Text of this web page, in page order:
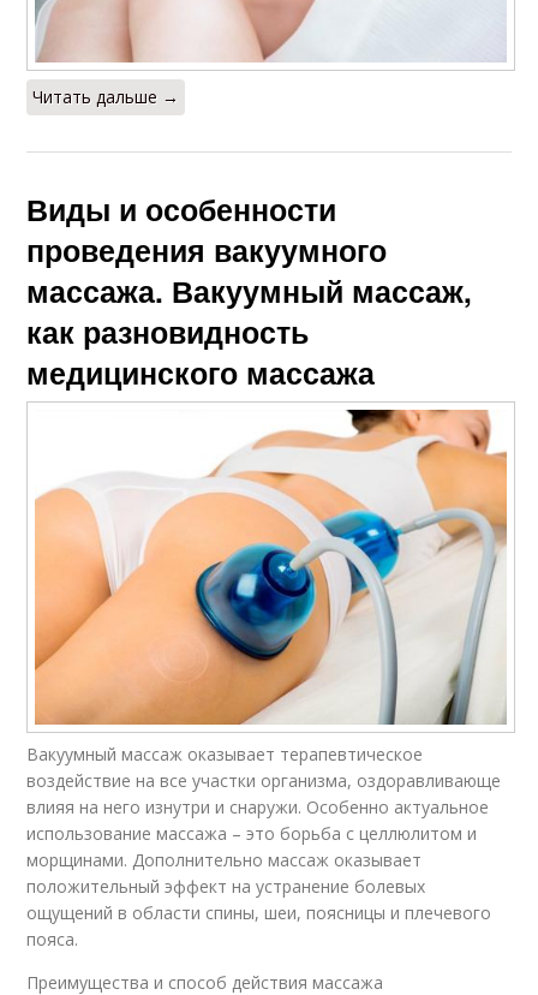
Читать дальше →
Виды и особенности
проведения вакуумного
массажа. Вакуумный массаж,
как разновидность
медицинского массажа
Вакуумный массаж оказывает терапевтическое
воздействие на все участки организма, оздоравливающе
влияя на него изнутри и снаружи. Особенно актуальное
использование массажа – это борьба с целлюлитом и
морщинами. Дополнительно массаж оказывает
положительный эффект на устранение болевых
ощущений в области спины, шеи, поясницы и плечевого
пояса.
Преимущества и способ действия массажа